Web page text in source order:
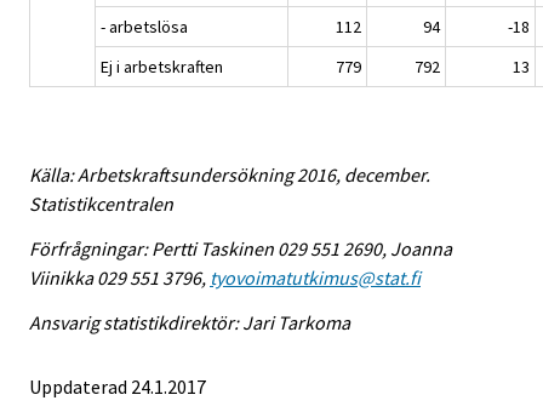
- arbetslösa
112 94
-18
Ej i arbetskraften
779 792 13
Källa: Arbetskraftsundersökning 2016, december.
Statistikcentralen
Förfrågningar: Pertti Taskinen 029 551 2690, Joanna
Viinikka 029 551 3796, tyovoimatutkimus@stat.fi
Ansvarig statistikdirektör: Jari Tarkoma
Uppdaterad 24.1.2017